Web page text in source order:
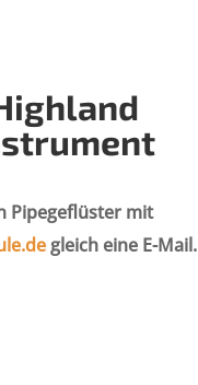
Pipegeflüster mit
gleich eine E-Mail.